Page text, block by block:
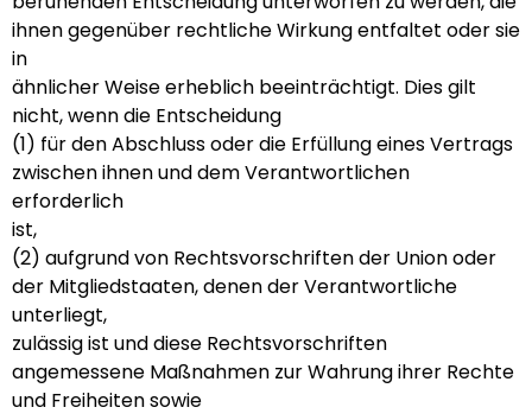
ihnen gegenüber rechtliche Wirkung entfaltet oder sie
in
ähnlicher Weise erheblich beeinträchtigt. Dies gilt
nicht, wenn die Entscheidung
(1) für den Abschluss oder die Erfüllung eines Vertrags
zwischen ihnen und dem Verantwortlichen
erforderlich
ist,
(2) aufgrund von Rechtsvorschriften der Union oder
der Mitgliedstaaten, denen der Verantwortliche
unterliegt,
zulässig ist und diese Rechtsvorschriften
angemessene Maßnahmen zur Wahrung ihrer Rechte
und Freiheiten sowie